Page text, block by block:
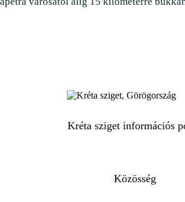
Kréta sziget információs
Közösség